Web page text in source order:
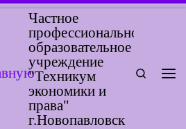
Частное
профессиональное
образовательное
учреждение
"Техникум
экономики и
права"
г.Новопавловск
Search